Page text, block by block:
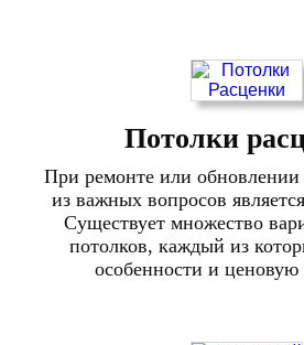
Потолки
При ремонте или обновлении
из важных вопросов
Существует множество
потолков, каждый из
особенности и ценовую